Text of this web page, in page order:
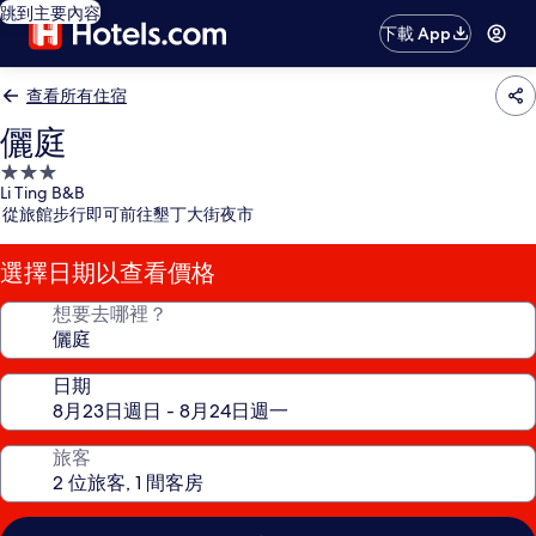
跳到主要內容
下載 App
查看所有住宿
儷庭
3.0
星
級
住
宿
Li Ting B&B
從旅館步行即可前往墾丁大街夜市
選擇日期以查看價格
想要去哪裡？
日期
旅客